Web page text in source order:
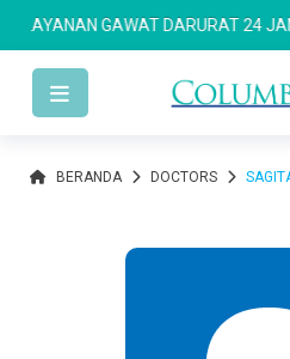
GAWAT DARURAT 24 JAM:
BERANDA DOCTORS